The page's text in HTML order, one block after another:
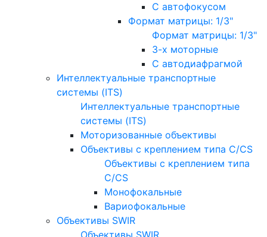
С автофокусом
Формат матрицы: 1/3"
Формат матрицы: 1/3"
3-х моторные
С автодиафрагмой
Интеллектуальные транспортные
системы (ITS)
Интеллектуальные транспортные
системы (ITS)
Моторизованные объективы
Объективы с креплением типа C/CS
Объективы с креплением типа
C/CS
Монофокальные
Вариофокальные
Объективы SWIR
Объективы SWIR